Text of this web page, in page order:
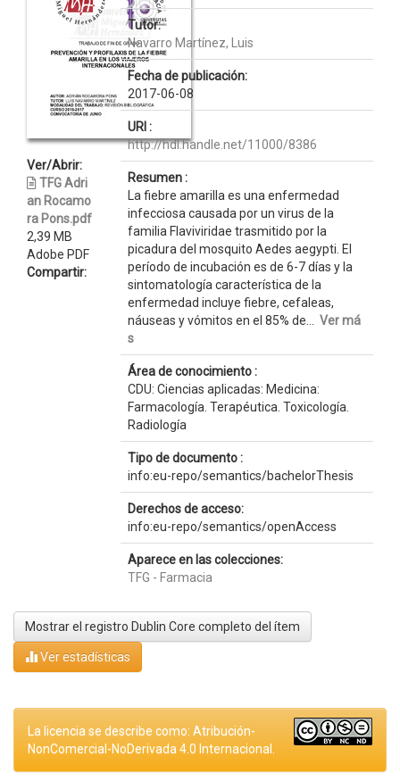
Ver/Abrir:
TFG Adri
an Rocamo
ra Pons.pdf
2,39 MB
Adobe PDF
Compartir:
Tutor:
Navarro Martínez, Luis
Fecha de publicación:
2017-06-08
URI :
http://hdl.handle.net/11000/8386
Resumen :
La fiebre amarilla es una enfermedad
infecciosa causada por un virus de la
familia Flaviviridae trasmitido por la
picadura del mosquito Aedes aegypti. El
período de incubación es de 6-7 días y la
sintomatología característica de la
enfermedad incluye fiebre, cefaleas,
náuseas y vómitos en el 85% de... Ver má
s
Área de conocimiento :
CDU: Ciencias aplicadas: Medicina:
Farmacología. Terapéutica. Toxicología.
Radiología
Tipo de documento :
info:eu-repo/semantics/bachelorThesis
Derechos de acceso:
info:eu-repo/semantics/openAccess
Aparece en las colecciones:
TFG - Farmacia
Mostrar el registro Dublin Core completo del ítem
Ver estadísticas
La licencia se describe como: Atribución-
NonComercial-NoDerivada 4.0 Internacional.